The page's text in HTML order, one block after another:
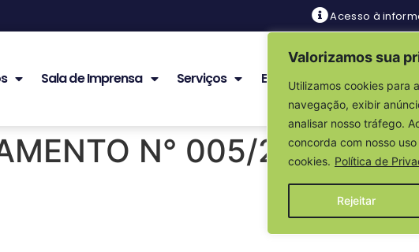
Valorizamos sua
Utilizamos cookies para
navegação, exibir
analisar nosso tráfego.
concorda com nosso
cookies. Política de
Rejeitar
Acesso à
Sala de Imprensa Serviços Editais Fale Conosco
N° 005/2025 –